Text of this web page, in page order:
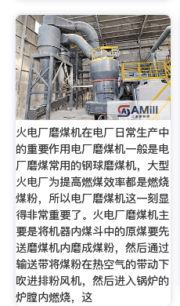
火电厂磨煤机在电厂日常生产中
的重要作用电厂磨煤机一般是电
厂磨煤常用的钢球磨煤机，大型
火电厂为提高燃煤效率都是燃烧
煤粉，所以电厂磨煤机这一刻显
得非常重要了。火电厂磨煤机主
要是将机器内煤斗中的原煤要先
送磨煤机内磨成煤粉，然后通过
输送带将煤粉在热空气的带动下
吹进排粉风机，然后进入锅炉的
炉膛内燃烧，这